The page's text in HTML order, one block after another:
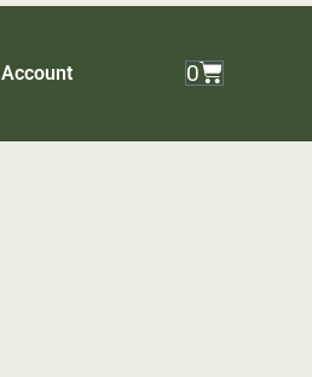
Account 0